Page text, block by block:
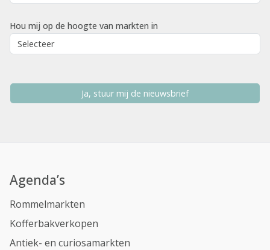
Hou mij op de hoogte van markten in
Ja, stuur mij de nieuwsbrief
Agenda’s
Rommelmarkten
Kofferbakverkopen
Antiek- en curiosamarkten